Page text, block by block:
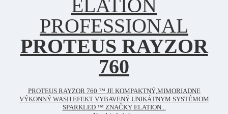
ELATION
PROFESSIONAL
PROTEUS RAYZOR
760
PROTEUS RAYZOR 760 ™ JE KOMPAKTNÝ,MIMORIADNE
VÝKONNÝ WASH EFEKT VYBAVENÝ UNIKÁTNYM SYSTÉMOM
SPARKLED ™ ZNAČKY ELATION...